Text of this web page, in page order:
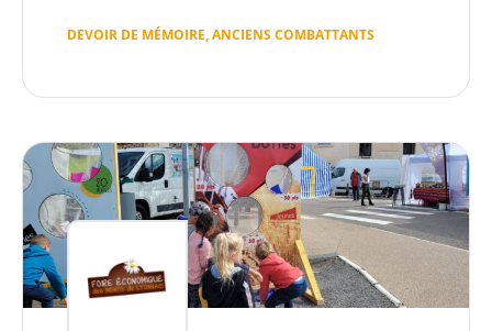
DEVOIR DE MÉMOIRE, ANCIENS COMBATTANTS